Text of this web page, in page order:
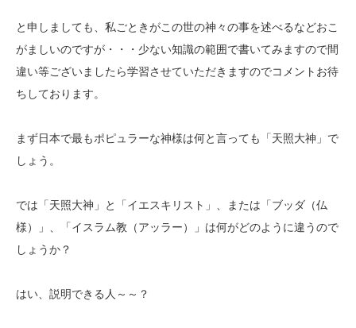
と申しましても、私ごときがこの世の神々の事を述べるなどおこ
がましいのですが・・・少ない知識の範囲で書いてみますので間
違い等ございましたら学習させていただきますのでコメントお待
ちしております。
まず日本で最もポピュラーな神様は何と言っても「天照大神」で
しょう。
では「天照大神」と「イエスキリスト」、または「ブッダ（仏
様）」、「イスラム教（アッラー）」は何がどのように違うので
しょうか？
はい、説明できる人～～？